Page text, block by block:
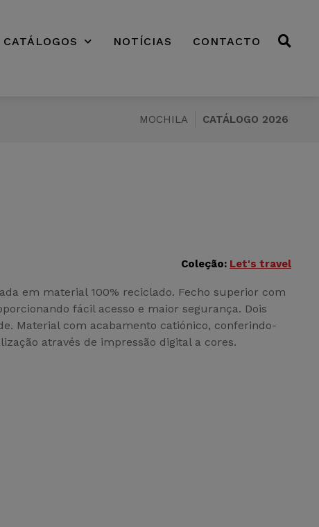
CATÁLOGOS NOTÍCIAS CONTACTO
MOCHILA CATÁLOGO 2026
Coleção: Let's travel
em material 100% reciclado. Fecho superior com
fácil acesso e maior segurança. Dois
Material com acabamento catiónico, conferindo-
através de impressão digital a cores.